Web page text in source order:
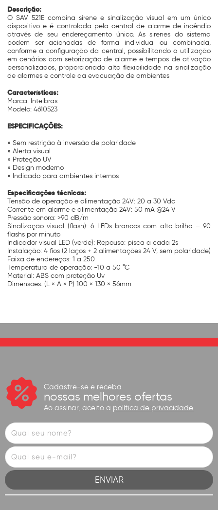
Descrição:
O SAV 521E combina sirene e sinalização visual em um único
dispositivo e é controlada pela central de alarme de incêndio
através de seu endereçamento único. As sirenes do sistema
podem ser acionadas de forma individual ou combinada,
conforme a configuração da central, possibilitando a utilização
em cenários com setorização de alarme e tempos de ativação
personalizados, proporcionado alta flexibilidade na sinalização
de alarmes e controle da evacuação de ambientes
Características:
Marca: Intelbras
Modelo: 4610523
ESPECIFICAÇÕES:
» Sem restrição à inversão de polaridade
» Alerta visual
» Proteção UV
» Design moderno
» Indicado para ambientes internos
Especificações técnicas:
Tensão de operação e alimentação 24V: 20 a 30 Vdc
Corrente em alarme e alimentação 24V: 50 mA @24 V
Pressão sonora: >90 dB/m
Sinalização visual (flash): 6 LEDs brancos com alto brilho – 90
flashs por minuto
Indicador visual LED (verde): Repouso: pisca a cada 2s
Instalação: 4 fios (2 laços + 2 alimentações 24 V, sem polaridade)
Faixa de endereços: 1 a 250
Temperatura de operação: -10 a 50 °C
Material: ABS com proteção Uv
Dimensões: (L × A × P) 100 × 130 × 56mm
Cadastre-se e receba
nossas melhores ofertas
Ao assinar, aceito a política de privacidade.